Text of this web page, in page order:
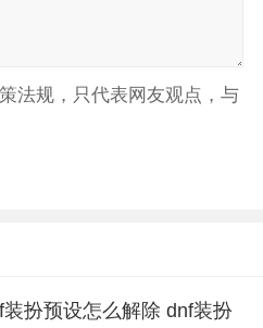
法规，只代表网友观点，与
装扮预设怎么解除 dnf装扮